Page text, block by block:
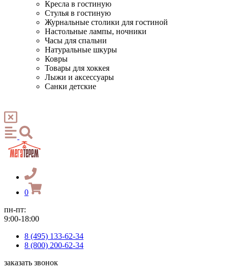
Кресла в гостиную
Стулья в гостиную
Журнальные столики для гостиной
Настольные лампы, ночники
Часы для спальни
Натуральные шкуры
Ковры
Товары для хоккея
Лыжи и аксессуары
Санки детские
0
пн-пт:
9:00-18:00
8 (495) 133-62-34
8 (800) 200-62-34
заказать звонок